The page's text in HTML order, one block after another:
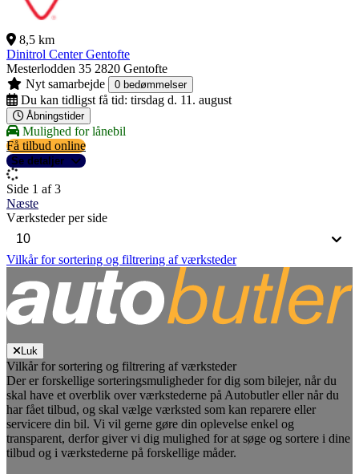
8,5 km
Dinitrol Center Gentofte
Mesterlodden 35 2820 Gentofte
Nyt samarbejde
0 bedømmelser
Du kan tidligst få tid: tirsdag d. 11. august
Åbningstider
Mulighed for lånebil
Få tilbud online
Se detaljer
Side 1 af 3
Næste
Værksteder per side
Vilkår for sortering og filtrering af værksteder
Luk
Vilkår for sortering og filtrering af værksteder
Der er forskellige sorteringsmuligheder for dig som bilejer, når du
skal have et overblik over værkstederne på Autobutler eller når du
har fået tilbud, og skal vælge værksted som kan reparere eller
servicere din bil. Vi vil gerne gøre din oplevelse enkel og
transparent, derfor giver vi dig mulighed for at søge og sortere i dine
tilbud og i værkstederne på forskellige måder.